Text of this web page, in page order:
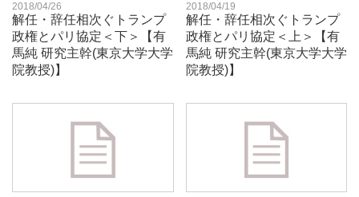
2018/04/26
解任・辞任相次ぐトランプ
政権とパリ協定＜下＞【有
馬純 研究主幹(東京大学大学
院教授)】
2018/04/19
解任・辞任相次ぐトランプ
政権とパリ協定＜上＞【有
馬純 研究主幹(東京大学大学
院教授)】